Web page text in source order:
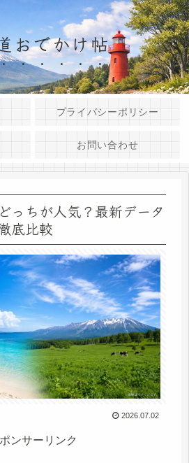
おでかけ帖
プライバシーポリシー
お問い合わせ
っちが人気？最新データ
底比較
2026.07.02
ンサーリンク